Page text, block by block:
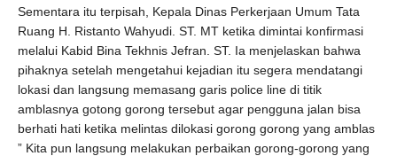
Sementara itu terpisah, Kepala Dinas Perkerjaan Umum Tata
Ruang H. Ristanto Wahyudi. ST. MT ketika dimintai konfirmasi
melalui Kabid Bina Tekhnis Jefran. ST. Ia menjelaskan bahwa
pihaknya setelah mengetahui kejadian itu segera mendatangi
lokasi dan langsung memasang garis police line di titik
amblasnya gotong gorong tersebut agar pengguna jalan bisa
berhati hati ketika melintas dilokasi gorong gorong yang amblas
” Kita pun langsung melakukan perbaikan gorong-gorong yang